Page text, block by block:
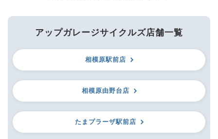
アップガレージサイクルズ店舗一覧
相模原駅前店
相模原由野台店
たまプラーザ駅前店